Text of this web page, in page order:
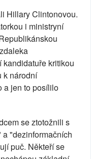
Hillary Clintonovou.
i ministryní
kritikou
k národní
a jen to posílilo
se ztotožnili s
"dezinformačních
puč. Někteří se